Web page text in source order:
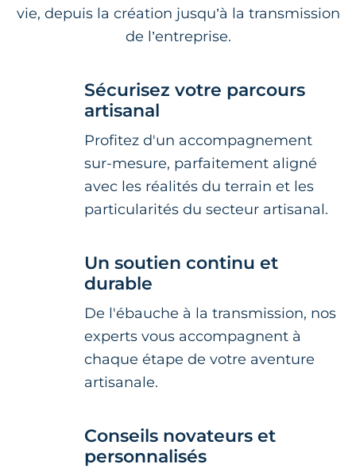
vie, depuis la création jusqu’à la transmission
de l’entreprise.
Sécurisez votre parcours
artisanal
Profitez d'un accompagnement
sur-mesure, parfaitement aligné
avec les réalités du terrain et les
particularités du secteur artisanal.
Un soutien continu et
durable
De l'ébauche à la transmission, nos
experts vous accompagnent à
chaque étape de votre aventure
artisanale.
Conseils novateurs et
personnalisés